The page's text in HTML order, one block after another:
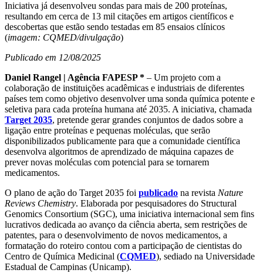
Iniciativa já desenvolveu sondas para mais de 200 proteínas,
resultando em cerca de 13 mil citações em artigos científicos e
descobertas que estão sendo testadas em 85 ensaios clínicos
(imagem: CQMED/divulgação)
Publicado em 12/08/2025
Daniel Rangel | Agência FAPESP * – Um projeto com a
colaboração de instituições acadêmicas e industriais de diferentes
países tem como objetivo desenvolver uma sonda química potente e
seletiva para cada proteína humana até 2035. A iniciativa, chamada
Target 2035, pretende gerar grandes conjuntos de dados sobre a
ligação entre proteínas e pequenas moléculas, que serão
disponibilizados publicamente para que a comunidade científica
desenvolva algoritmos de aprendizado de máquina capazes de
prever novas moléculas com potencial para se tornarem
medicamentos.
O plano de ação do Target 2035 foi publicado na revista Nature
Reviews Chemistry. Elaborada por pesquisadores do Structural
Genomics Consortium (SGC), uma iniciativa internacional sem fins
lucrativos dedicada ao avanço da ciência aberta, sem restrições de
patentes, para o desenvolvimento de novos medicamentos, a
formatação do roteiro contou com a participação de cientistas do
Centro de Química Medicinal (CQMED), sediado na Universidade
Estadual de Campinas (Unicamp).